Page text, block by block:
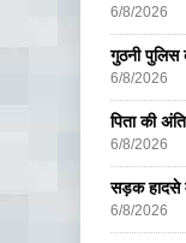
6/8/2026
गुठनी पुलिस
6/8/2026
पिता की
6/8/2026
सड़क हादसे
6/8/2026